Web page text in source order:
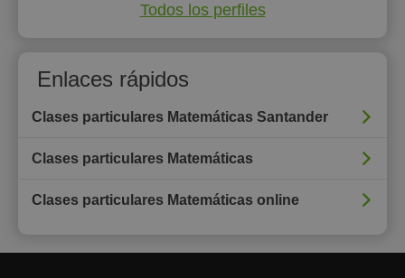
Todos los perfiles
Enlaces rápidos
Clases particulares Matemáticas Santander
Clases particulares Matemáticas
Clases particulares Matemáticas online